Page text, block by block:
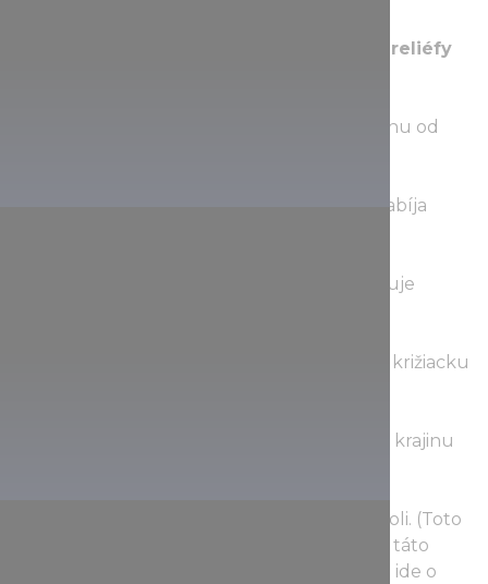
Ľavá kolonáda má nasledujúce sochy a reliéfy
Štefan I., uhorský kráľ; Štefan dostáva korunu od
Ladislav I., uhorský kráľ; kráľ svätý Ladislav zabíja
Koloman, uhorský kráľ; kráľ Koloman zakazuje
Ondrej II., uhorský kráľ; kráľ Ondrej II. vedie križiacku
Béla IV., uhorský kráľ; kráľ Béla IV. obnovuje krajinu
Karol I., uhorský kráľ; bitka na Moravskom poli. (Toto
je jediný reliéf bez nápisu, čo nie je náhoda: táto
bitka sa neodohrala za vlády Karola I. Takže ide o